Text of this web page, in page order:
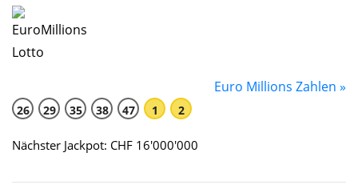
Euro Millions Zahlen »
26 29 35 38 47 1 2
Nächster Jackpot: CHF 16'000'000